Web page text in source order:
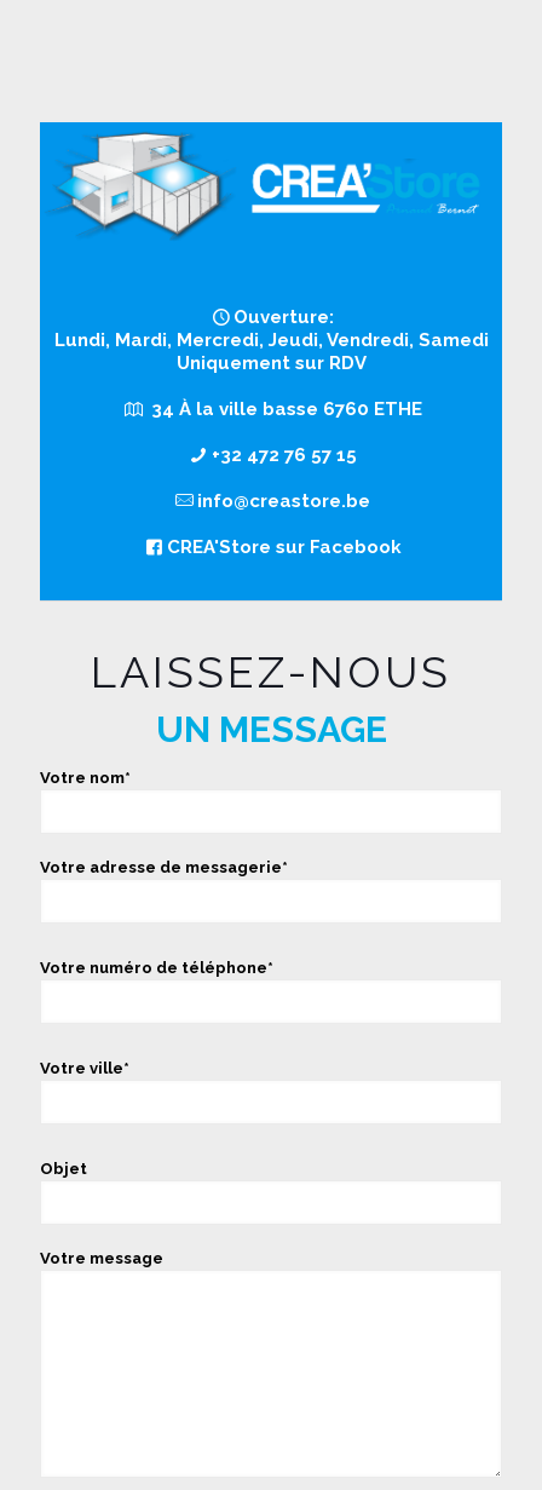
Ouverture:
Lundi, Mardi, Mercredi, Jeudi, Vendredi, Samedi
Uniquement sur RDV
34 À la ville basse 6760 ETHE
+32 472 76 57 15
info@creastore.be
CREA'Store sur Facebook
LAISSEZ-NOUS
UN MESSAGE
Votre nom*
Votre adresse de messagerie*
Votre numéro de téléphone*
Votre ville*
Objet
Votre message